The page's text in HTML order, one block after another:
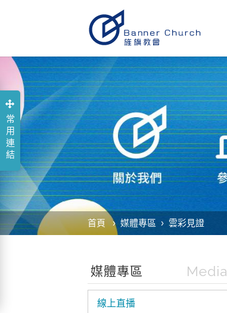
首頁 媒體專區 雲彩見證
媒體專區 Media
線上直播
常用連結